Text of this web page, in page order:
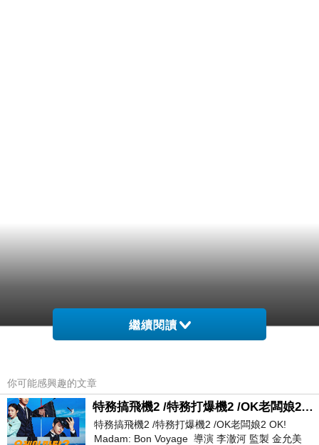
繼續閱讀
你可能感興趣的文章
特務搞飛機2 /特務打爆機2 /OK老闆娘2 OK! Madam: Bon Voyage
特務搞飛機2 /特務打爆機2 /OK老闆娘2 OK!
Madam: Bon Voyage 導演 李澈河 監製 金允美